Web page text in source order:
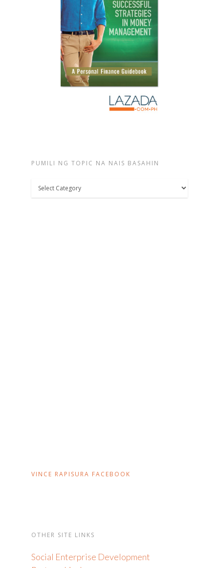
PUMILI NG TOPIC NA NAIS BASAHIN
Pumili
ng
VINCE RAPISURA FACEBOOK
OTHER SITE LINKS
Social Enterprise Development